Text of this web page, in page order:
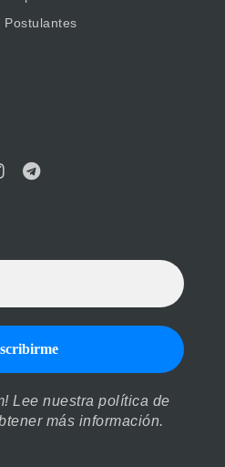
Postulantes
Lee nuestrapolítica de
más información.